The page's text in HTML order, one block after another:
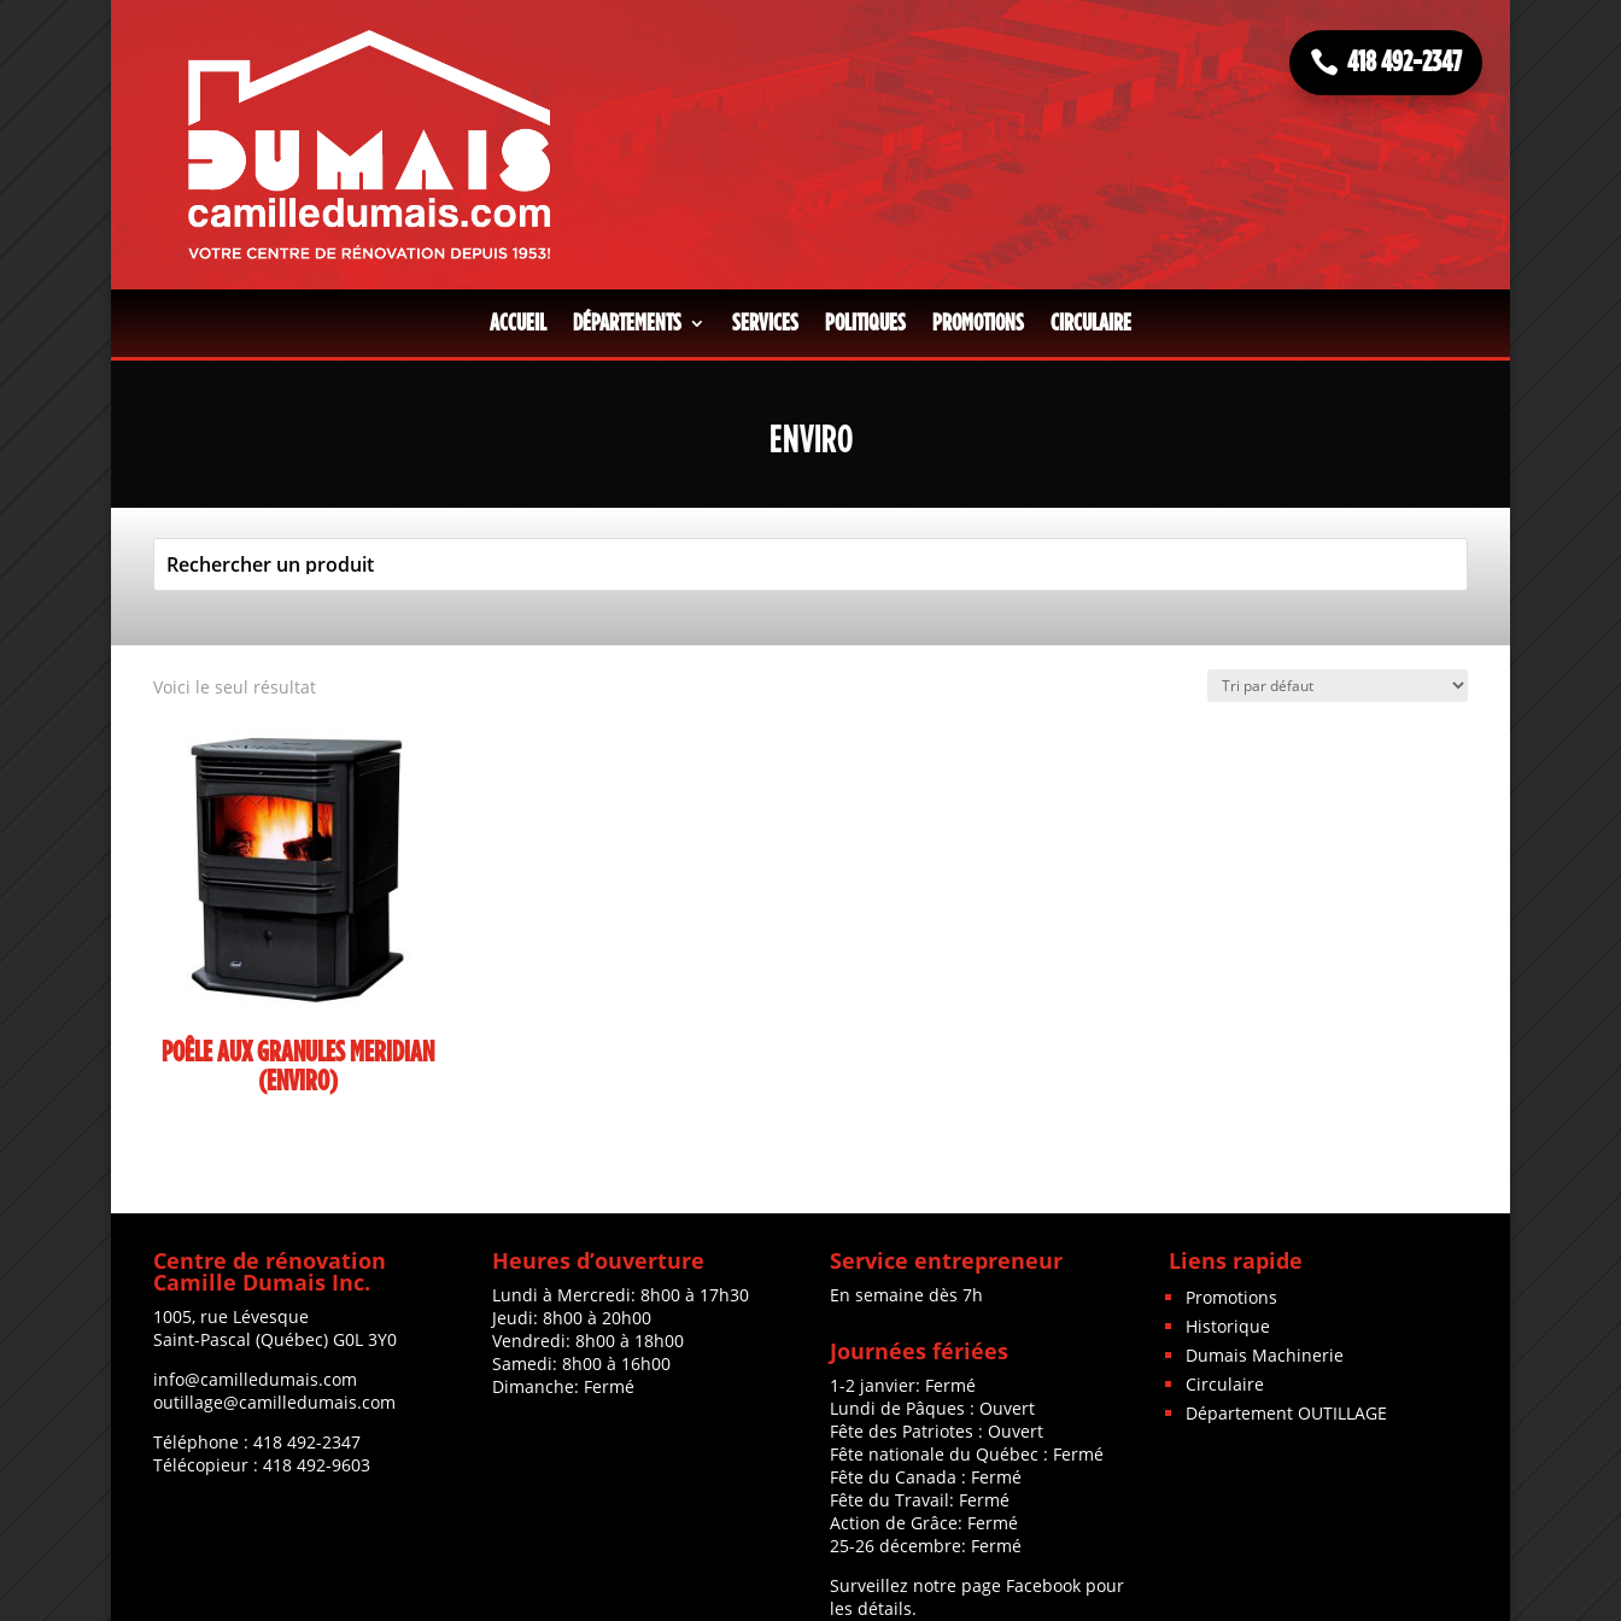
418 492-2347
ACCUEIL DÉPARTEMENTS SERVICES POLITIQUES PROMOTIONS CIRCULAIRE
ENVIRO
Voici le seul résultat
POÊLE AUX GRANULES MERIDIAN
(ENVIRO)
Centre de rénovation
Camille Dumais Inc.
1005, rue Lévesque
Saint-Pascal (Québec) G0L 3Y0
info@camilledumais.com
outillage@camilledumais.com
Téléphone : 418 492-2347
Télécopieur : 418 492-9603
Heures d’ouverture
Lundi à Mercredi: 8h00 à 17h30
Jeudi: 8h00 à 20h00
Vendredi: 8h00 à 18h00
Samedi: 8h00 à 16h00
Dimanche: Fermé
Service entrepreneur
En semaine dès 7h
Journées fériées
1-2 janvier: Fermé
Lundi de Pâques : Ouvert
Fête des Patriotes : Ouvert
Fête nationale du Québec : Fermé
Fête du Canada : Fermé
Fête du Travail: Fermé
Action de Grâce: Fermé
25-26 décembre: Fermé
Surveillez notre page Facebook pour
les détails.
Liens rapide
Promotions
Historique
Dumais Machinerie
Circulaire
Département OUTILLAGE